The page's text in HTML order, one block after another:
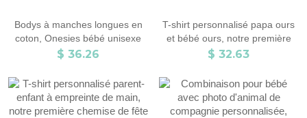
Bodys à manches longues en
coton, Onesies bébé unisexe
avec jours de commémoration,
nouveau-né/nourrissons
$ 36.26
T-shirt personnalisé papa ours
et bébé ours, notre première
chemise de fête des pères,
assortie en coton, cadeau de
fête des pères, cadeau pour
papa/bébé
$ 32.63